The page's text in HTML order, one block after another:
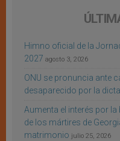
Himno oficial de la
2027 agosto 3, 2026
ONU se pronuncia ante
desaparecido por la
Aumenta el interés por
de los mártires de
matrimonio julio 25, 2026